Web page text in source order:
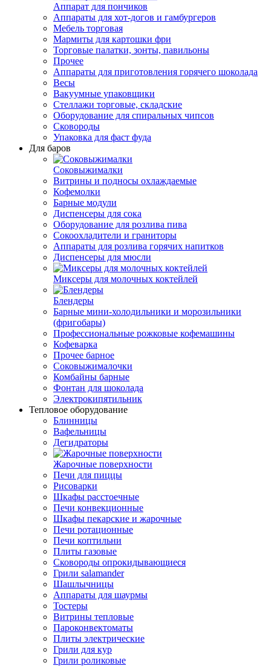
Аппарат для пончиков
Аппараты для хот-догов и гамбургеров
Мебель торговая
Мармиты для картошки фри
Торговые палатки, зонты, павильоны
Прочее
Аппараты для приготовления горячего шоколада
Весы
Вакуумные упаковщики
Стеллажи торговые, складские
Оборудование для спиральных чипсов
Сковороды
Упаковка для фаст фуда
Для баров
Соковыжималки
Витрины и подносы охлаждаемые
Кофемолки
Барные модули
Диспенсеры для сока
Оборудование для розлива пива
Сокоохладители и граниторы
Аппараты для розлива горячих напитков
Диспенсеры для мюсли
Миксеры для молочных коктейлей
Блендеры
Барные мини-холодильники и морозильники
(фригобары)
Профессиональные рожковые кофемашины
Кофеварка
Прочее барное
Соковыжималочки
Комбайны барные
Фонтан для шоколада
Электрокипятильник
Тепловое оборудование
Блинницы
Вафельницы
Дегидраторы
Жарочные поверхности
Печи для пиццы
Рисоварки
Шкафы расстоечные
Печи конвекционные
Шкафы пекарские и жарочные
Печи ротационные
Печи коптильни
Плиты газовые
Сковороды опрокидывающиеся
Грили salamander
Шашлычницы
Аппараты для шаурмы
Тостеры
Витрины тепловые
Пароконвектоматы
Плиты электрические
Грили для кур
Грили роликовые